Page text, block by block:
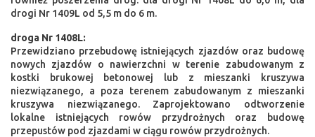
drogi Nr 1409L od 5,5 m do 6 m.
droga Nr 1408L:
Przewidziano przebudowę istniejących zjazdów oraz budowę
nowych zjazdów o nawierzchni w terenie zabudowanym z
kostki brukowej betonowej lub z mieszanki kruszywa
niezwiązanego, a poza terenem zabudowanym z mieszanki
kruszywa niezwiązanego. Zaprojektowano odtworzenie
lokalne istniejących rowów przydrożnych oraz budowę
przepustów pod zjazdami w ciągu rowów przydrożnych.